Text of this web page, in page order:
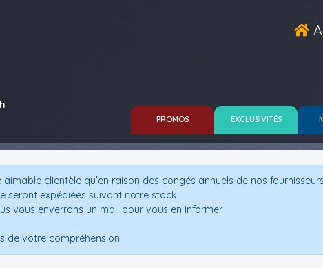
PROMOS EXCLUSIVITÉS
aimable clientèle qu'en raison des congés annuels de nos
seront expédiées suivant notre stock.
vous enverrons un mail pour vous en informer.
de votre compréhension.